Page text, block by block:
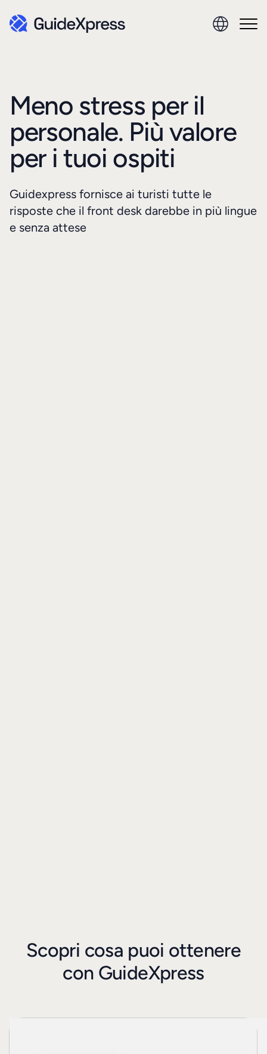
Meno stress per il
personale. Più valore
per i tuoi ospiti
Guidexpress fornisce ai turisti tutte le
risposte che il front desk darebbe in più lingue
e senza attese
Scopri cosa puoi ottenere
con GuideXpress